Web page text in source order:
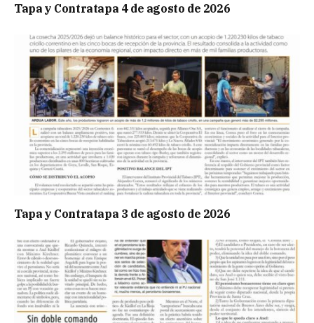
Tapa y Contratapa 4 de agosto de 2026
Tapa y Contratapa 3 de agosto de 2026